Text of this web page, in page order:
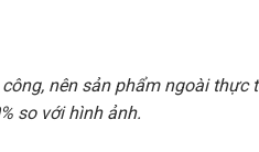
nên sản phẩm ngoài thực
so với hình ảnh.